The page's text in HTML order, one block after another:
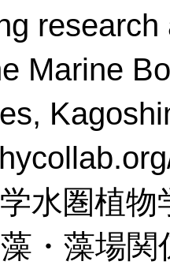
Marine
水圏植
・藻場